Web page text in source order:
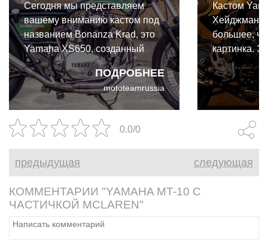
ПОДРОБНЕЕ
Сегодня мы представляем
вашему вниманию кастом под
названием Bonanza Krad, это
Yamaha XS650, созданный
руками и умами немецкой
Benders Company и
вдохновленный детскимmototeamrussia
Кастом
большее,
картинка.
успешных
0.0/0
предыдущая следующая
КОММЕНТАРИИ "YAMAHA MT-10 С
ЧАСТИЧКОЙ MCLAREN"